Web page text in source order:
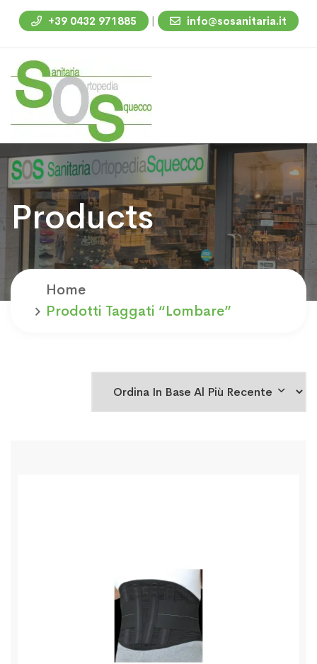
+39 0432 971885 | info@sosanitaria.it
Products
Home
Prodotti Taggati “lombare”